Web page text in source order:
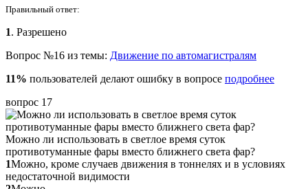
Правильный ответ:
1. Разрешено
Вопрос №16 из темы: Движение по автомагистралям
11% пользователей делают ошибку в вопросе подробнее
вопрос 17
Можно ли использовать в светлое время суток
противотуманные фары вместо ближнего света фар?
1Можно, кроме случаев движения в тоннелях и в условиях
недостаточной видимости